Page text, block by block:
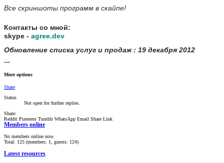
Все скриншоты программ в скайпе!
Контакты со мной:
skype - agree.dev
Обновление списка услуг и продаж : 19 декабря 2012
•••
More options
Share
Status
Not open for further replies.
Share:
Reddit Pinterest Tumblr WhatsApp Email Share Link
Members online
No members online now.
Total: 125 (members: 1, guests: 124)
Latest resources